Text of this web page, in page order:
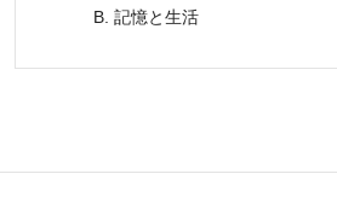
B. 記憶と生活